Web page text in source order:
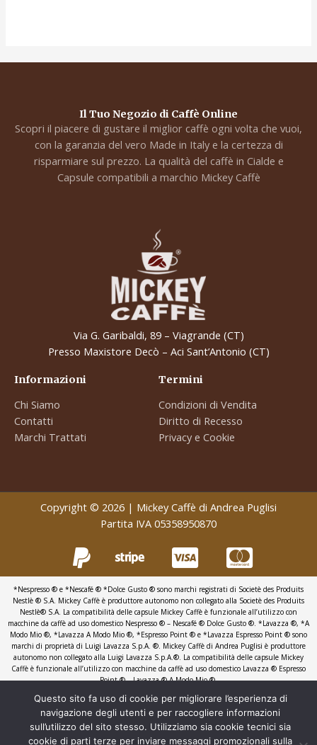
Il Tuo Negozio di Caffè Online
Scopri il piacere di gustare il miglior caffè ogni volta che vuoi,
con la garanzia del vero Made in Italy e la certezza di
risparmiare sul prezzo. La qualità del caffè in Cialde e
Capsule compatibili a marchio Mickey Caffè
Via G. Garibaldi, 89 – Viagrande (CT)
Presso Maxistore Decò – Aci Sant’Antonio (CT)
Informazioni
Chi Siamo
Contatti
Marchi Trattati
Termini
Condizioni di Vendita
Diritto di Recesso
Privacy e Cookie
Copyright © 2026 | Mickey Caffè di Andrea Puglisi
Partita IVA 05358950870
*Nespresso ® e *Nescafé ® *Dolce Gusto ® sono marchi registrati di Societè des Produits
Nestlè ® S.A. Mickey Caffè è produttore autonomo non collegato alla Societè des Produits
Nestlè® S.A. La compatibilità delle capsule Mickey Caffè è funzionale all’utilizzo con
macchine da caffè ad uso domestico Nespresso ® – Nescafé ® Dolce Gusto ®. *Lavazza ®, *A
Modo Mio ®, *Lavazza A Modo Mio ®, *Espresso Point ® e *Lavazza Espresso Point ® sono
marchi di proprietà di Luigi Lavazza S.p.A. ®. Mickey Caffè di Andrea Puglisi è produttore
autonomo non collegato alla Luigi Lavazza S.p.A.®. La compatibilità delle capsule Mickey
Caffè è funzionale all’utilizzo con macchine da caffè ad uso domestico Lavazza ® Espresso
Point ® – Lavazza ® A Modo Mio ®.
utilizzati a puro scopo esplicativo.
Made in Seedigital Factory
Questo sito fa uso di cookie per migliorare l’esperienza di
navigazione degli utenti e per raccogliere informazioni
sull’utilizzo del sito stesso. Utilizziamo sia cookie tecnici sia
cookie di parti terze per inviare messaggi promozionali sulla